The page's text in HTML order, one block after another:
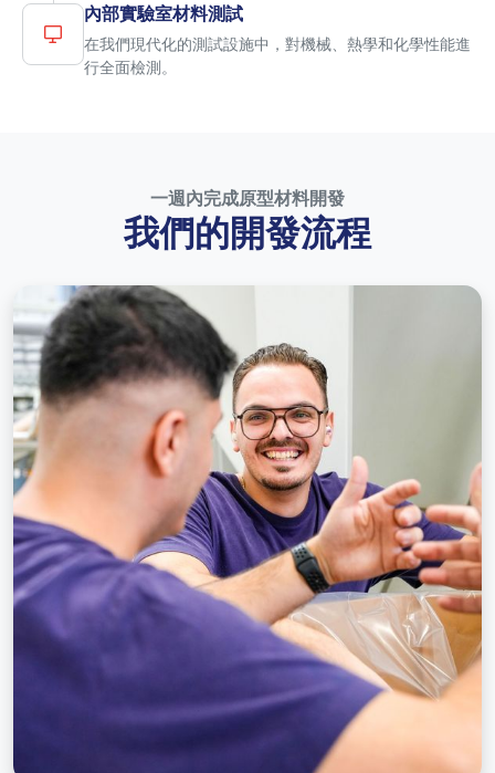
內部實驗室材料測試
在我們現代化的測試設施中，對機械、熱學和化學性能進
行全面檢測。
一週內完成原型材料開發
我們的開發流程